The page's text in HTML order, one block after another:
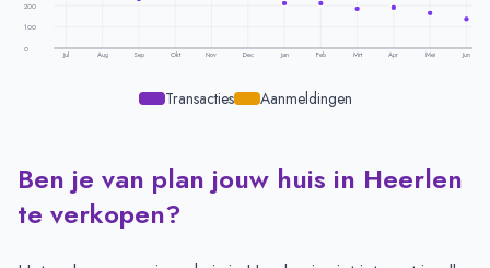
200
100
0
Jul Aug Sep Okt Nov Dec Jan Feb Mrt Apr Mei Jun
Transacties Aanmeldingen
Transacties en aanmeldingen per maand - Heerlen
Maand
Transacties
Juli
241
Augustus
Ben je van plan jouw huis in Heerlen
te verkopen?